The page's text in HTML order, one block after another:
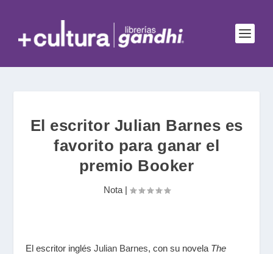
El escritor Julian Barnes es
favorito para ganar el
premio Booker
Nota|
El escritor inglésJulian Barnes, con su novela The